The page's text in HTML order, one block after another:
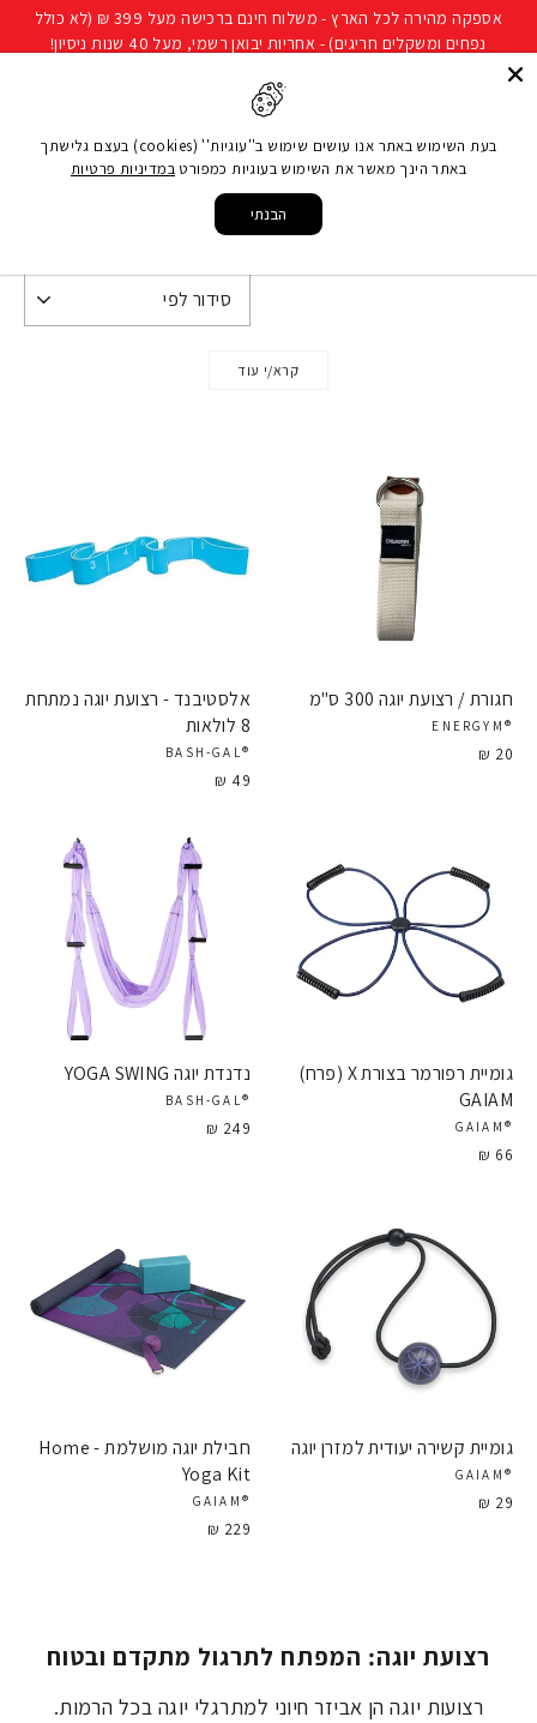
להמשך
אספקה מהירה לכל הארץ - משלוח חינם ברכישה מעל 399 ₪ (לא כולל
נפחים ומשקלים חריגים) - אחריות יבואן רשמי, מעל 40 שנות ניסיון!
רצועת יוגה
רצועת יוגה
קרא/י עוד
מתאימה לכל הרמות. הזמינו עכשיו!
חגורת / רצועת יוגה 300 ס"מ
®ENERGYM
20 ₪
אלסטיבנד - רצועת יוגה נמתחת
8 לולאות
®BASH-GAL
49 ₪
גומיית רפורמר בצורת X (פרח)
GAIAM
®GAIAM
66 ₪
נדנדת יוגה YOGA SWING
®BASH-GAL
249 ₪
גומיית קשירה יעודית למזרן יוגה
®GAIAM
29 ₪
חבילת יוגה מושלמת - Home
Yoga Kit
®GAIAM
229 ₪
רצועת יוגה: המפתח לתרגול מתקדם ובטוח
רצועות יוגה הן אביזר חיוני למתרגלי יוגה בכל הרמות.
בעת השימוש באתר אנו עושים שימוש ב''עוגיות'' (cookies) בעצם גלישתך
באתר הינך מאשר את השימוש בעוגיות כמפורט במדיניות פרטיות
הבנתי